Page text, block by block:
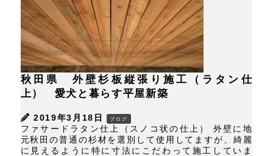
秋田県 外壁杉板縦張り施工（ラタン仕
上） 愛犬と暮らす平屋新築
2019年3月18日 ブログ
ファサードラタン仕上（スノコ状の仕上） 外壁に地
元秋田の普通の杉材を選別して使用してますが、綺麗
に見えるように特に寸法にこだわって施工していま